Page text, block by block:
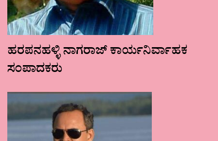
ಹರಪನಹಳ್ಳಿ ನಾಗರಾಜ್ ಕಾರ್ಯನಿರ್ವಾಹಕ
ಸಂಪಾದಕರು